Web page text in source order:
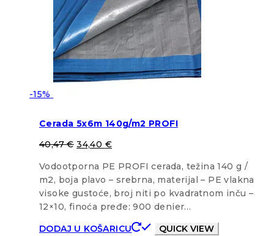
-15%
Cerada 5x6m 140g/m2 PROFI
40,47€ 34,40 €
Vodootporna PE PROFI cerada, težina 140 g /
m2, boja plavo – srebrna, materijal – PE vlakna
visoke gustoće, broj niti po kvadratnom inču –
12×10, finoća pređe: 900 denier…
DODAJ U KOŠARICU
QUICK VIEW